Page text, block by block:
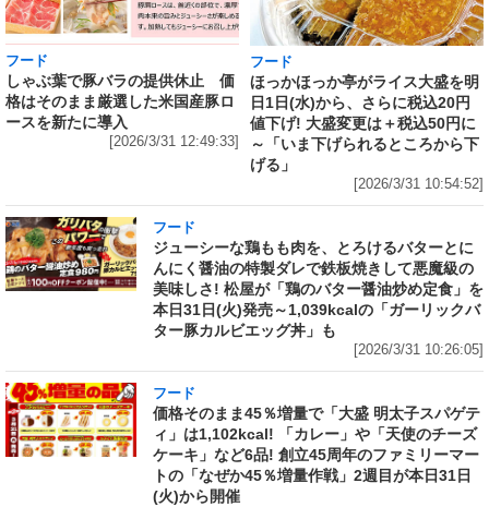
フード
しゃぶ葉で豚バラの提供休止 価
格はそのまま厳選した米国産豚ロ
ースを新たに導入
[2026/3/31 12:49:33]
フード
ほっかほっか亭がライス大盛を明
日1日(水)から、さらに税込20円
値下げ! 大盛変更は＋税込50円に
～「いま下げられるところから下
げる」
[2026/3/31 10:54:52]
フード
ジューシーな鶏もも肉を、とろけるバターとに
んにく醤油の特製ダレで鉄板焼きして悪魔級の
美味しさ! 松屋が「鶏のバター醤油炒め定食」を
本日31日(火)発売～1,039kcalの「ガーリックバ
ター豚カルビエッグ丼」も
[2026/3/31 10:26:05]
フード
価格そのまま45％増量で「大盛 明太子スパゲテ
ィ」は1,102kcal! 「カレー」や「天使のチーズ
ケーキ」など6品! 創立45周年のファミリーマー
トの「なぜか45％増量作戦」2週目が本日31日
(火)から開催